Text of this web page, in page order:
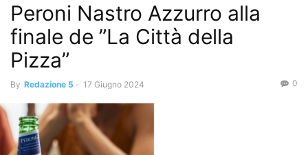
Peroni Nastro Azzurro alla
finale de ”La Città della
Pizza”
By Redazione 5 - 17 Giugno 2024 0